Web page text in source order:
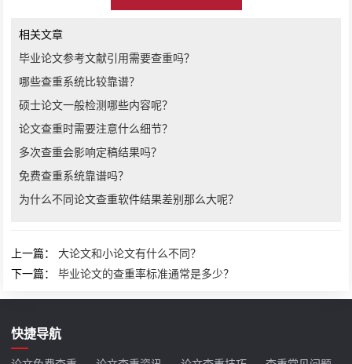
相关文章
毕业论文参考文献引用需要查重吗？
哪些查重系统比较靠谱？
硕士论文一般检测哪些内容呢？
论文查重时需要注意什么细节？
多次查重会影响定稿结果吗？
免费查重系统靠谱吗？
为什么不同论文查重软件结果差别那么大呢？
上一篇：大论文和小论文有什么不同？
下一篇：毕业论文的查重率标准通常是多少？
快捷导航